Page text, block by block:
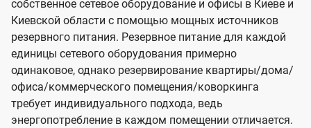
собственное сетевое оборудование и офисы в Киеве и
Киевской области с помощью мощных источников
резервного питания. Резервное питание для каждой
единицы сетевого оборудования примерно
одинаковое, однако резервирование квартиры/дома/
офиса/коммерческого помещения/коворкинга
требует индивидуального подхода, ведь
энергопотребление в каждом помещении отличается.